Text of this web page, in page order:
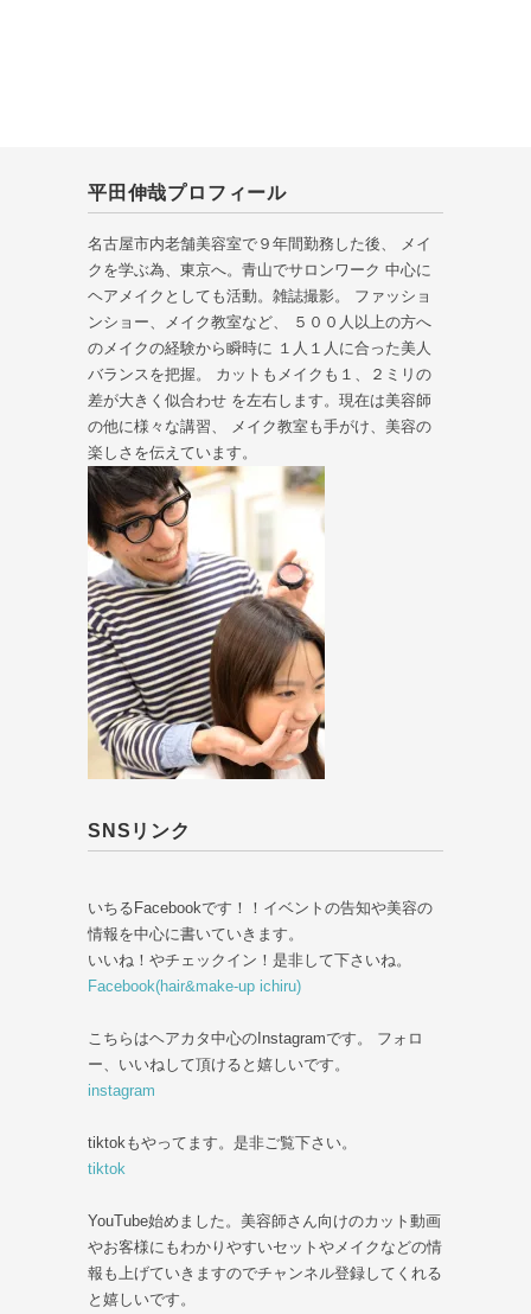
平田伸哉プロフィール
名古屋市内老舗美容室で９年間勤務した後、 メイ
クを学ぶ為、東京へ。青山でサロンワーク 中心に
ヘアメイクとしても活動。雑誌撮影。 ファッショ
ンショー、メイク教室など、 ５００人以上の方へ
のメイクの経験から瞬時に １人１人に合った美人
バランスを把握。 カットもメイクも１、２ミリの
差が大きく似合わせ を左右します。現在は美容師
の他に様々な講習、 メイク教室も手がけ、美容の
楽しさを伝えています。
SNSリンク
いちるFacebookです！！イベントの告知や美容の
情報を中心に書いていきます。
いいね！やチェックイン！是非して下さいね。
Facebook(hair&make-up ichiru)
こちらはヘアカタ中心のInstagramです。 フォロ
ー、いいねして頂けると嬉しいです。
instagram
tiktokもやってます。是非ご覧下さい。
tiktok
YouTube始めました。美容師さん向けのカット動画
やお客様にもわかりやすいセットやメイクなどの情
報も上げていきますのでチャンネル登録してくれる
と嬉しいです。